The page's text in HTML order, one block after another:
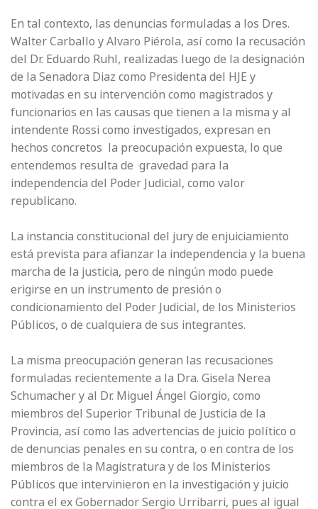
En tal contexto, las denuncias formuladas a los Dres.
Walter Carballo y Alvaro Piérola, así como la recusación
del Dr. Eduardo Ruhl, realizadas luego de la designación
de la Senadora Diaz como Presidenta del HJE y
motivadas en su intervención como magistrados y
funcionarios en las causas que tienen a la misma y al
intendente Rossi como investigados, expresan en
hechos concretos la preocupación expuesta, lo que
entendemos resulta de gravedad para la
independencia del Poder Judicial, como valor
republicano.
La instancia constitucional del jury de enjuiciamiento
está prevista para afianzar la independencia y la buena
marcha de la justicia, pero de ningún modo puede
erigirse en un instrumento de presión o
condicionamiento del Poder Judicial, de los Ministerios
Públicos, o de cualquiera de sus integrantes.
La misma preocupación generan las recusaciones
formuladas recientemente a la Dra. Gisela Nerea
Schumacher y al Dr. Miguel Ángel Giorgio, como
miembros del Superior Tribunal de Justicia de la
Provincia, así como las advertencias de juicio político o
de denuncias penales en su contra, o en contra de los
miembros de la Magistratura y de los Ministerios
Públicos que intervinieron en la investigación y juicio
contra el ex Gobernador Sergio Urribarri, pues al igual